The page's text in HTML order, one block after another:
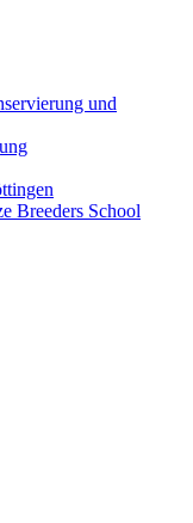
und
Breeders School